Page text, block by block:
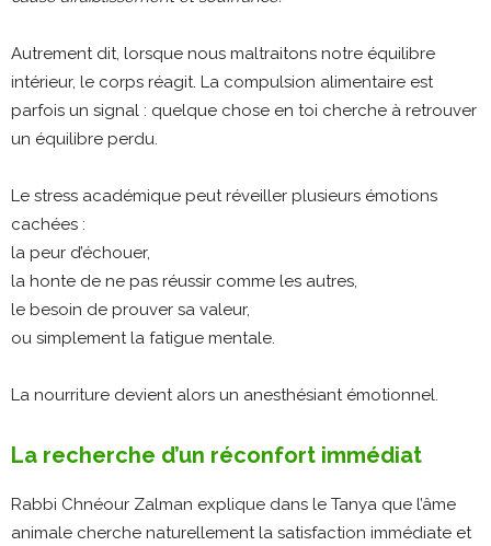
Autrement dit, lorsque nous maltraitons notre équilibre
intérieur, le corps réagit. La compulsion alimentaire est
parfois un signal : quelque chose en toi cherche à retrouver
un équilibre perdu.
Le stress académique peut réveiller plusieurs émotions
cachées :
la peur d’échouer,
la honte de ne pas réussir comme les autres,
le besoin de prouver sa valeur,
ou simplement la fatigue mentale.
La nourriture devient alors un anesthésiant émotionnel.
La recherche d’un réconfort immédiat
Rabbi Chnéour Zalman explique dans le Tanya que l’âme
animale cherche naturellement la satisfaction immédiate et